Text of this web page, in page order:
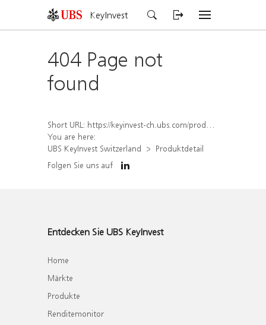
KeyInvest
404 Page not
found
Short URL: https://keyinvest-ch.ubs.com/produkt/detail/index/isin/CH1565647521
You are here:
UBS KeyInvest Switzerland
Produktdetail
Folgen Sie uns auf
Entdecken Sie UBS KeyInvest
Home
Märkte
Produkte
Renditemonitor